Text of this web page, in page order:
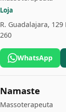
Loja
R. Guadalajara, 129
260
WhatsApp
Namaste
Massoterapeuta